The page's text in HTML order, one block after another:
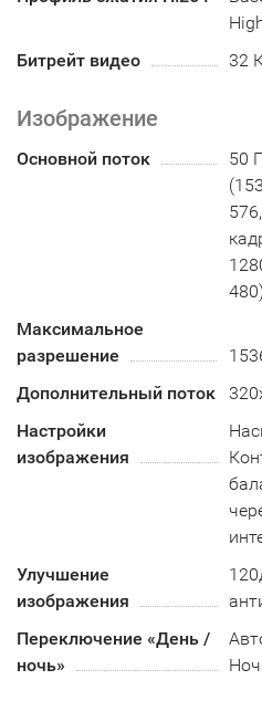
Битрейт видео
32
Изображение
Основной поток
50
480)
Максимальное
разрешение
Дополнительный поток
Настройки
изображения
Улучшение
изображения
Переключение «День /
ночь»